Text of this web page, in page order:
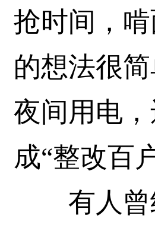
抢时间，
的想法很
夜间用电
成“整改百
有人曾经